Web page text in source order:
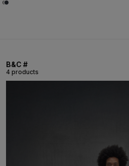
B&C #
4 products